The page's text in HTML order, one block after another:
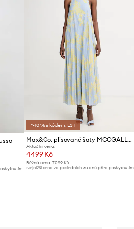
*-10 % s kódem: LST
Max&Co. plisované šaty MCOGALLO
Aktuální cena:
4499 Kč
Běžná cena: 7099 Kč
Nejnižší cena za posledních 30 dnů před poskytnutím